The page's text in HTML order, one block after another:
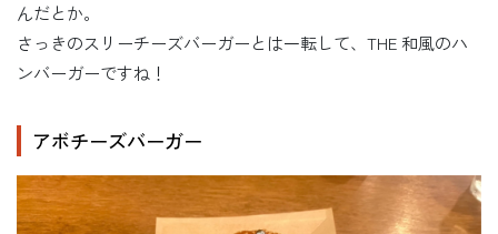
んだとか。
さっきのスリーチーズバーガーとは一転して、THE 和風のハ
ンバーガーですね！
アボチーズバーガー